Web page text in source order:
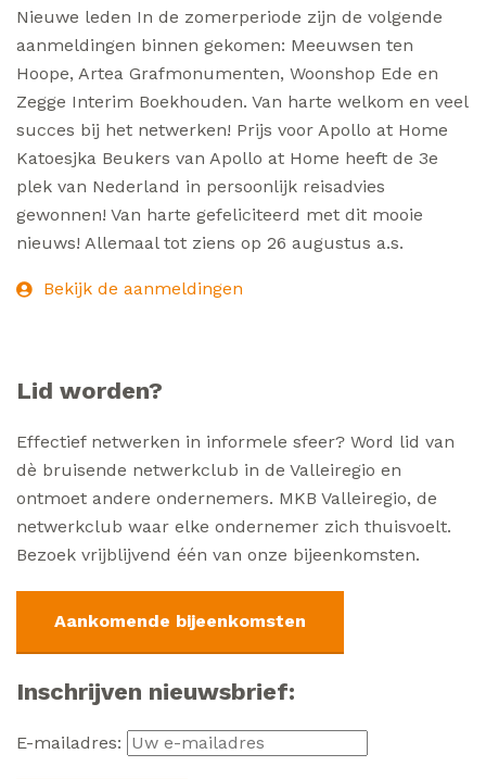
Nieuwe leden In de zomerperiode zijn de volgende
aanmeldingen binnen gekomen: Meeuwsen ten
Hoope, Artea Grafmonumenten, Woonshop Ede en
Zegge Interim Boekhouden. Van harte welkom en veel
succes bij het netwerken! Prijs voor Apollo at Home
Katoesjka Beukers van Apollo at Home heeft de 3e
plek van Nederland in persoonlijk reisadvies
gewonnen! Van harte gefeliciteerd met dit mooie
nieuws! Allemaal tot ziens op 26 augustus a.s.
Bekijk de aanmeldingen
Lid worden?
Effectief netwerken in informele sfeer? Word lid van
dè bruisende netwerkclub in de Valleiregio en
ontmoet andere ondernemers. MKB Valleiregio, de
netwerkclub waar elke ondernemer zich thuisvoelt.
Bezoek vrijblijvend één van onze bijeenkomsten.
Aankomende bijeenkomsten
Inschrijven nieuwsbrief:
E-mailadres: